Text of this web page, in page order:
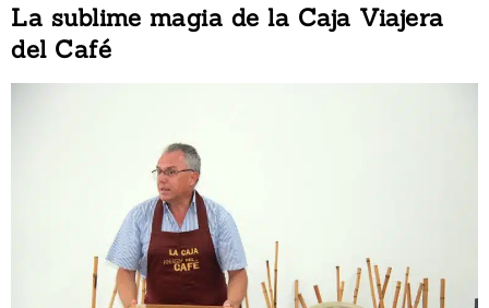
La sublime magia de la Caja Viajera
del Café